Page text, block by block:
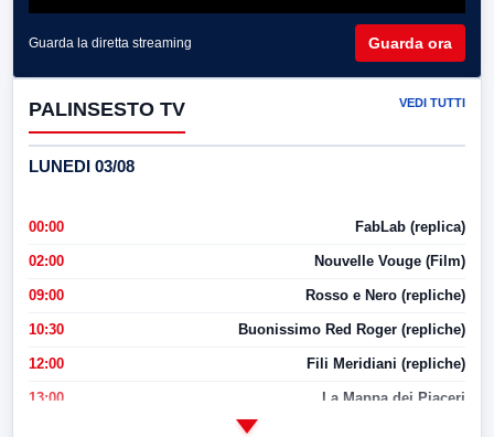
Guarda la diretta streaming Guarda ora
PALINSESTO TV VEDI TUTTI
LUNEDI 03/08
00:00 FabLab (replica)
02:00 Nouvelle Vouge (Film)
09:00 Rosso e Nero (repliche)
10:30 Buonissimo Red Roger (repliche)
12:00 Fili Meridiani (repliche)
13:00 La Mappa dei Piaceri